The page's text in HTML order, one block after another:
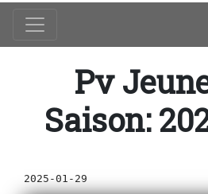
Pv
Saison:
2025-01-29